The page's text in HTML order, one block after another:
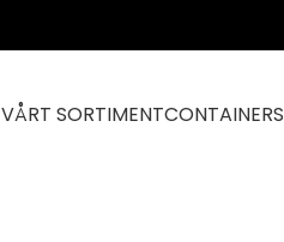
VÅRT SORTIMENTCONTAINERS